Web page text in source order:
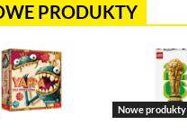
PRODUKTY
Nowe produkty